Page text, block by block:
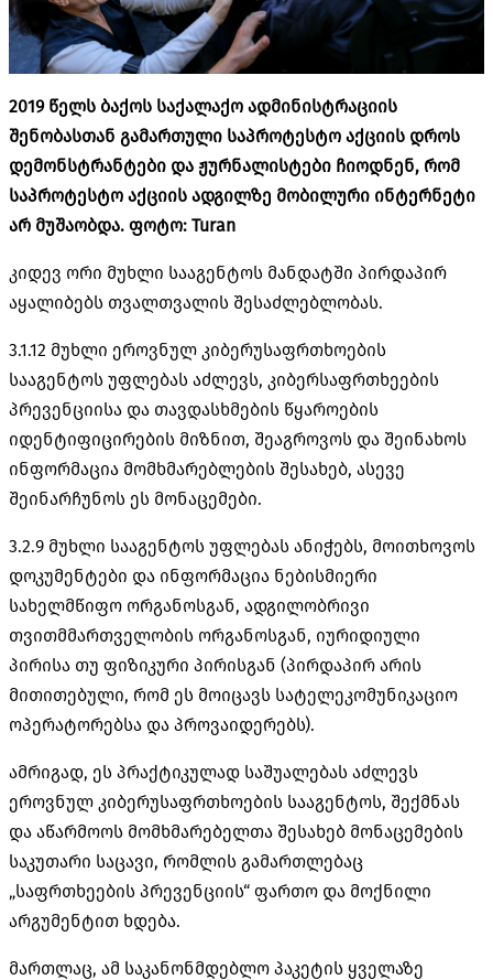
2019 წელს ბაქოს საქალაქო ადმინისტრაციის
შენობასთან გამართული საპროტესტო აქციის დროს
დემონსტრანტები და ჟურნალისტები ჩიოდნენ, რომ
საპროტესტო აქციის ადგილზე მობილური ინტერნეტი
არ მუშაობდა. ფოტო: Turan
კიდევ ორი მუხლი სააგენტოს მანდატში პირდაპირ
აყალიბებს თვალთვალის შესაძლებლობას.
3.1.12 მუხლი ეროვნულ კიბერუსაფრთხოების
სააგენტოს უფლებას აძლევს, კიბერსაფრთხეების
პრევენციისა და თავდასხმების წყაროების
იდენტიფიცირების მიზნით, შეაგროვოს და შეინახოს
ინფორმაცია მომხმარებლების შესახებ, ასევე
შეინარჩუნოს ეს მონაცემები.
3.2.9 მუხლი სააგენტოს უფლებას ანიჭებს, მოითხოვოს
დოკუმენტები და ინფორმაცია ნებისმიერი
სახელმწიფო ორგანოსგან, ადგილობრივი
თვითმმართველობის ორგანოსგან, იურიდიული
პირისა თუ ფიზიკური პირისგან (პირდაპირ არის
მითითებული, რომ ეს მოიცავს სატელეკომუნიკაციო
ოპერატორებსა და პროვაიდერებს).
ამრიგად, ეს პრაქტიკულად საშუალებას აძლევს
ეროვნულ კიბერუსაფრთხოების სააგენტოს, შექმნას
და აწარმოოს მომხმარებელთა შესახებ მონაცემების
საკუთარი საცავი, რომლის გამართლებაც
„საფრთხეების პრევენციის“ ფართო და მოქნილი
არგუმენტით ხდება.
მართლაც, ამ საკანონმდებლო პაკეტის ყველაზე